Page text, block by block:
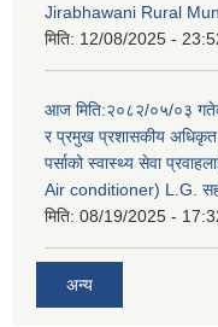
Jirabhawani Rural
मिति: 12/08/2025 -
आज मिति:२०८२/०५/०३
र प्रमुख प्रशासकीय अधिकृत
पर्साको स्वास्थ्य सेवा
Air conditioner) L.G.
मिति: 08/19/2025 -
अन्य